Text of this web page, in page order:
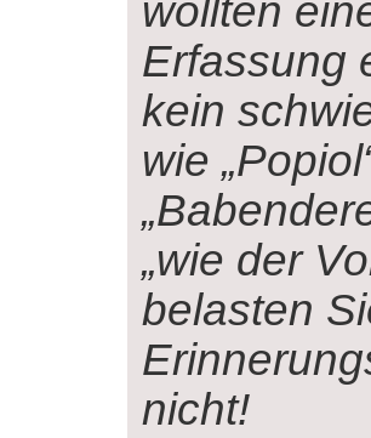
wollten
Erfassung
kein
wie
„wie der
belasten
nicht!